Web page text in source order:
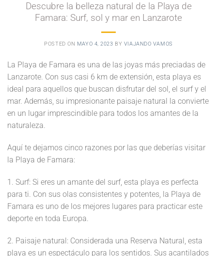
Descubre la belleza natural de la Playa de
Famara: Surf, sol y mar en Lanzarote
POSTED ON MAYO 4, 2023 BY VIAJANDO VAMOS
La Playa de Famara es una de las joyas más preciadas de
Lanzarote. Con sus casi 6 km de extensión, esta playa es
ideal para aquellos que buscan disfrutar del sol, el surf y el
mar. Además, su impresionante paisaje natural la convierte
en un lugar imprescindible para todos los amantes de la
naturaleza.
Aquí te dejamos cinco razones por las que deberías visitar
la Playa de Famara:
1. Surf: Si eres un amante del surf, esta playa es perfecta
para ti. Con sus olas consistentes y potentes, la Playa de
Famara es uno de los mejores lugares para practicar este
deporte en toda Europa.
2. Paisaje natural: Considerada una Reserva Natural, esta
playa es un espectáculo para los sentidos. Sus acantilados